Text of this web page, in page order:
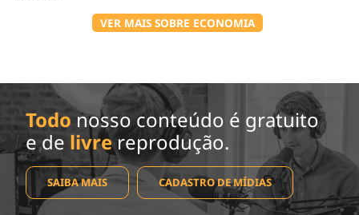
VER MAIS SOBRE ECONOMIA
Todo nosso conteúdo é gratuito
e de livrereprodução.
SAIBA MAIS CADASTRO DE MÍDIAS